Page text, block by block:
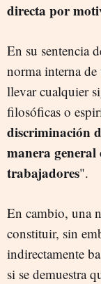
directa por
En su sentencia
norma interna
llevar cualquier
filosóficas o
discriminación
manera general
trabajadores".
En cambio, una
constituir, sin
indirectamente
si se demuestra